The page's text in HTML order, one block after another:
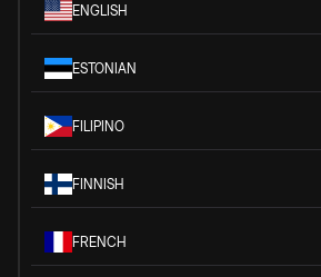
ENGLISH
ESTONIAN
FILIPINO
FINNISH
FRENCH